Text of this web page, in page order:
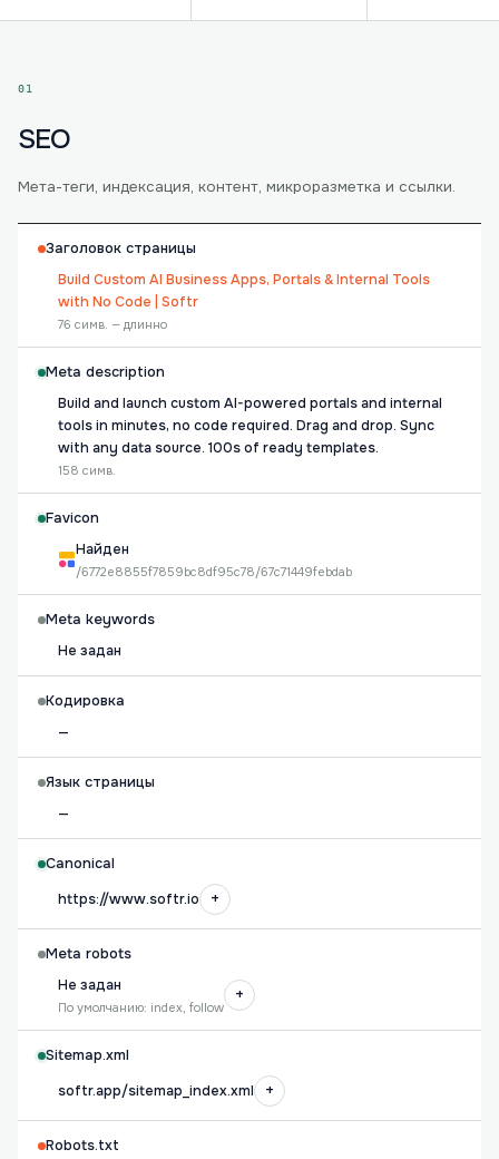
01
SEO
Мета-теги, индексация, контент, микроразметка и ссылки.
Заголовок страницы
Build Custom AI Business Apps, Portals & Internal Tools
with No Code | Softr
76 симв. — длинно
Meta description
Build and launch custom AI-powered portals and internal
tools in minutes, no code required. Drag and drop. Sync
with any data source. 100s of ready templates.
158 симв.
Favicon
Найден
/6772e8855f7859bc8df95c78/67c71449febdab
Meta keywords
Не задан
Кодировка
—
Язык страницы
—
Canonical
https://www.softr.io
+
Meta robots
Не задан
По умолчанию: index, follow
+
Sitemap.xml
softr.app/sitemap_index.xml
+
Robots.txt